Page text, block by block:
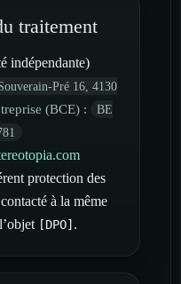
traitement
indépendante)
Pré 16, 4130
(BCE) :
BE
protection des
à la même
[DPO] .